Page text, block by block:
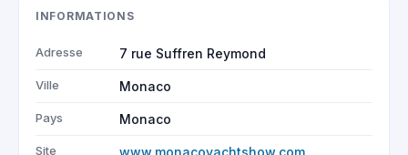
INFORMATIONS
Adresse 7 rue Suffren Reymond
Ville Monaco
Pays Monaco
Site www.monacoyachtshow.com